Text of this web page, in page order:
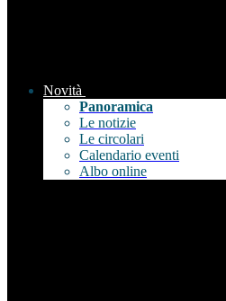
Novità
Panoramica
Le notizie
Le circolari
Calendario eventi
Albo online